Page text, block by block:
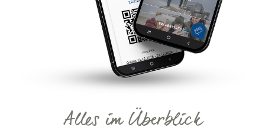
Alles im Überblick